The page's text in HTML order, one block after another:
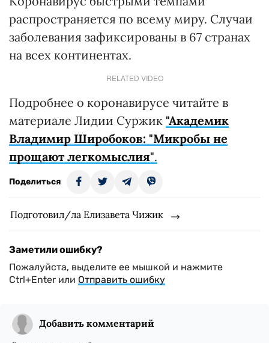
распространяется по всему миру. Случаи
заболевания зафиксированы в 67 странах
на всех континентах.
RELATED VIDEO
Подробнее о коронавирусе читайте в
материале Лидии Суржик "Академик
Владимир Широбоков: "Микробы не
прощают легкомыслия".
Поделиться
Подготовил/ла Елизавета Чижик
Заметили ошибку?
Пожалуйста, выделите ее мышкой и нажмите
Ctrl+Enter или Отправить ошибку
Добавить комментарий